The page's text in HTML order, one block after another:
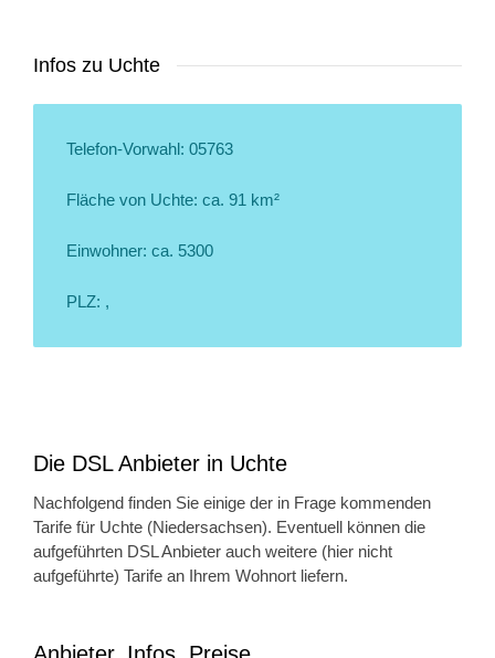
Infos zu Uchte
Telefon-Vorwahl: 05763
Fläche von Uchte: ca. 91 km²
Einwohner: ca. 5300
PLZ: ,
Die DSL Anbieter in Uchte
Nachfolgend finden Sie einige der in Frage kommenden
Tarife für Uchte (Niedersachsen). Eventuell können die
aufgeführten DSL Anbieter auch weitere (hier nicht
aufgeführte) Tarife an Ihrem Wohnort liefern.